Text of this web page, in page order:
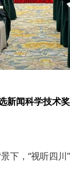
新闻科学技术
下，“视听四